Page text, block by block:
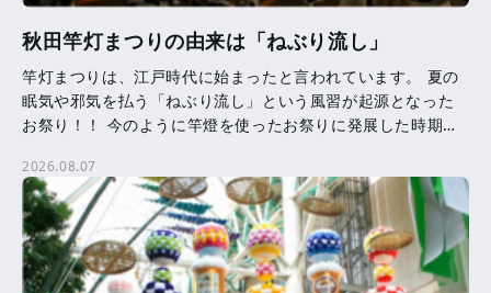
秋田竿灯まつりの由来は「ねぶり流し」
竿灯まつりは、江戸時代に始まったと言われています。 夏の
眠気や邪気を払う「ねぶり流し」という風習が起源となった
お祭り！！ 今のように竿燈を使ったお祭りに発展した時期等
[…]
2026.08.07